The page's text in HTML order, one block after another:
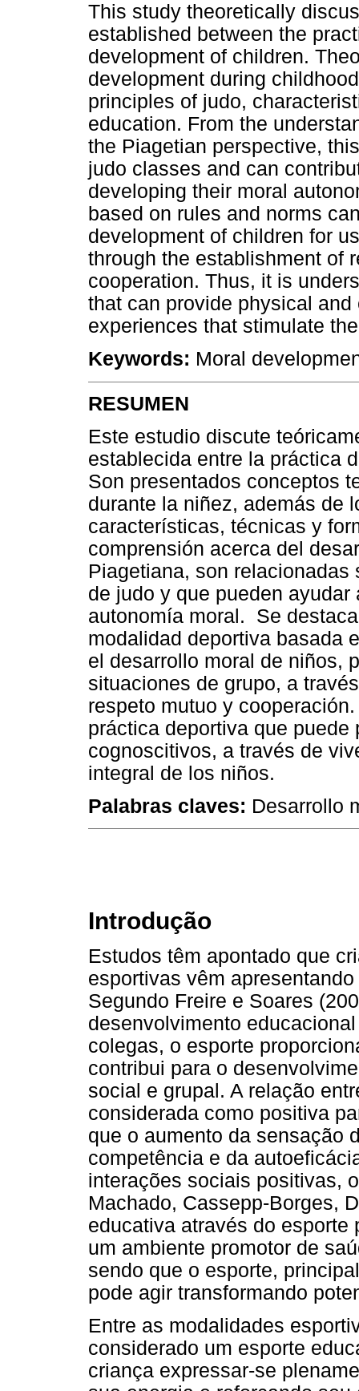
This study theoretically
established between the
development of children.
development during
principles of judo,
education. From the
the Piagetian perspective,
judo classes and can
developing their moral
based on rules and norms
development of children for
through the establishment of
cooperation. Thus, it is
that can provide physical
experiences that stimulate
Keywords: Moral
RESUMEN
Este estudio discute
establecida entre la práctica
Son presentados conceptos
durante la niñez, además de
características, técnicas y
comprensión acerca del
Piagetiana, son
de judo y que pueden
autonomía moral. Se
modalidad deportiva basada
el desarrollo moral de niños,
situaciones de grupo, a
respeto mutuo y
práctica deportiva que
cognoscitivos, a través de
integral de los niños.
Palabras claves: Desarrollo
Introdução
Estudos têm apontado que
esportivas vêm
Segundo Freire e Soares
desenvolvimento
colegas, o esporte
contribui para o
social e grupal. A relação
considerada como positiva
que o aumento da sensação
competência e da
interações sociais positivas,
Machado, Cassepp-Borges,
educativa através do
um ambiente promotor de
sendo que o esporte,
pode agir transformando
Entre as modalidades
considerado um esporte
criança expressar-se